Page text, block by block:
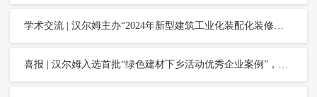
学术交流 | 汉尔姆主办“2024年新型建筑工业化装配化装修成本分析研讨会”，加快推进“好房子”高质量建设
喜报 | 汉尔姆入选首批“绿色建材下乡活动优秀企业案例”，铸就行业标杆力量